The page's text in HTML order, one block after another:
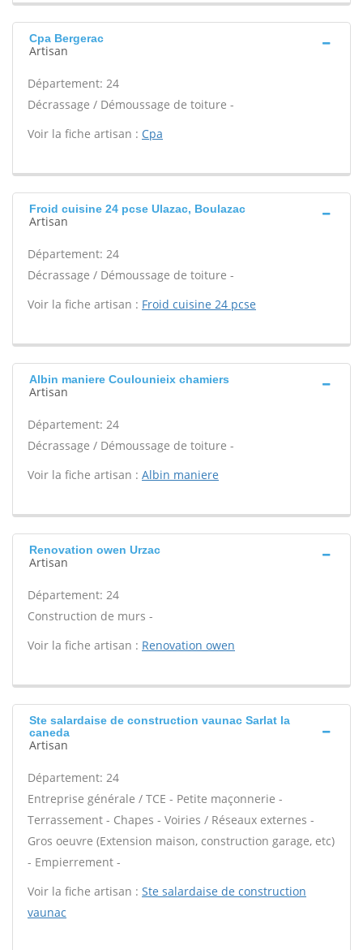
Cpa Bergerac
Artisan
Département: 24
Décrassage / Démoussage de toiture -
Voir la fiche artisan : Cpa
Froid cuisine 24 pcse Ulazac, Boulazac
Artisan
Département: 24
Décrassage / Démoussage de toiture -
Voir la fiche artisan : Froid cuisine 24 pcse
Albin maniere Coulounieix chamiers
Artisan
Département: 24
Décrassage / Démoussage de toiture -
Voir la fiche artisan : Albin maniere
Renovation owen Urzac
Artisan
Département: 24
Construction de murs -
Voir la fiche artisan : Renovation owen
Ste salardaise de construction vaunac Sarlat la
caneda
Artisan
Département: 24
Entreprise générale / TCE - Petite maçonnerie -
Terrassement - Chapes - Voiries / Réseaux externes -
Gros oeuvre (Extension maison, construction garage, etc)
- Empierrement -
Voir la fiche artisan : Ste salardaise de construction
vaunac